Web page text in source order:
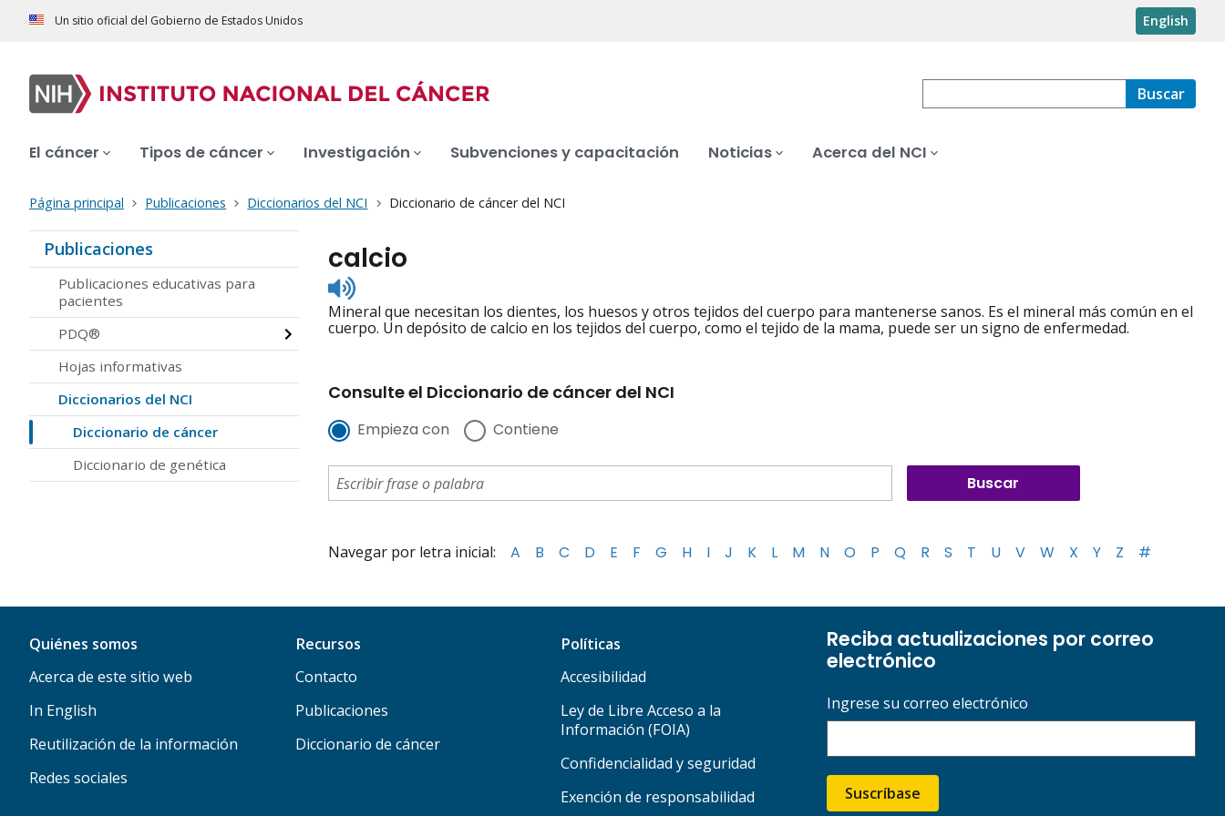
Un sitio oficial del Gobierno de Estados Unidos English
Buscar
El cáncer Tipos de cáncer Investigación Subvenciones y capacitación Noticias Acerca del NCI
Página principal Publicaciones Diccionarios del NCI Diccionario de cáncer del NCI
Publicaciones
Publicaciones educativas para
pacientes
PDQ®
Hojas informativas
Diccionarios del NCI
Diccionario de cáncer
Diccionario de genética
calcio
Listen
to
pronunciation
Mineral que necesitan los dientes, los huesos y otros tejidos del cuerpo para mantenerse sanos. Es el mineral más común en el
cuerpo. Un depósito de calcio en los tejidos del cuerpo, como el tejido de la mama, puede ser un signo de enfermedad.
Consulte el Diccionario de cáncer del NCI
Empieza con Contiene
Navegar por letra inicial: A B C D E F G H I J K L M N O P Q R S T U V W X Y Z #
Quiénes somos
Acerca de este sitio web
In English
Reutilización de la información
Redes sociales
Recursos
Contacto
Publicaciones
Diccionario de cáncer
Políticas
Accesibilidad
Ley de Libre Acceso a la
Información (FOIA)
Confidencialidad y seguridad
Exención de responsabilidad
Reciba actualizaciones por correo
electrónico
Ingrese su correo electrónico
Suscríbase